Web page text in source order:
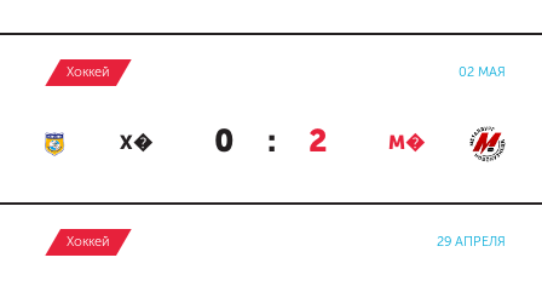
Хоккей 02 МАЯ
Х� 0 : 2 М�
Хоккей 29 АПРЕЛЯ